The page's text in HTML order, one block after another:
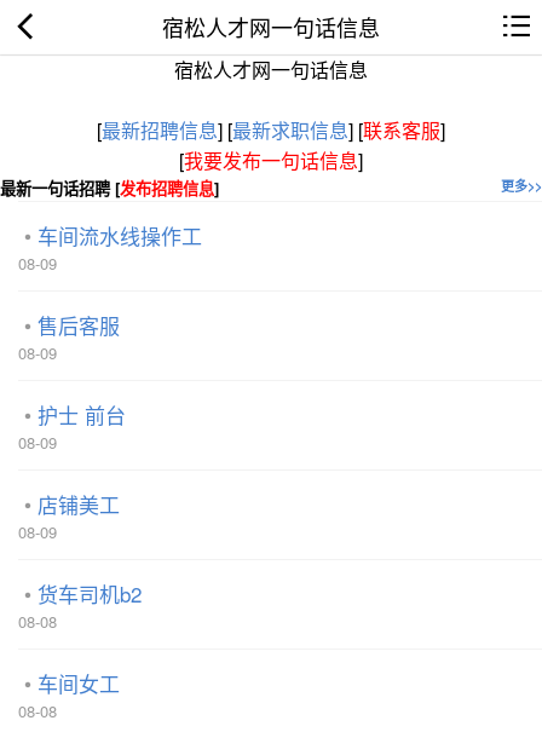
宿松人才网一句话信息
宿松人才网一句话信息
[最新招聘信息] [最新求职信息] [联系客服]
[我要发布一句话信息]
更多>>
最新一句话招聘 [发布招聘信息]
车间流水线操作工
08-09
售后客服
08-09
护士 前台
08-09
店铺美工
08-09
货车司机b2
08-08
车间女工
08-08